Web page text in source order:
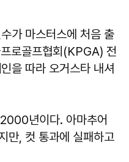
가 마스터스에 처음 출
로골프협회(KPGA) 전
을 따라 오거스타 내셔
년이다. 아마추어
만, 컷 통과에 실패하고